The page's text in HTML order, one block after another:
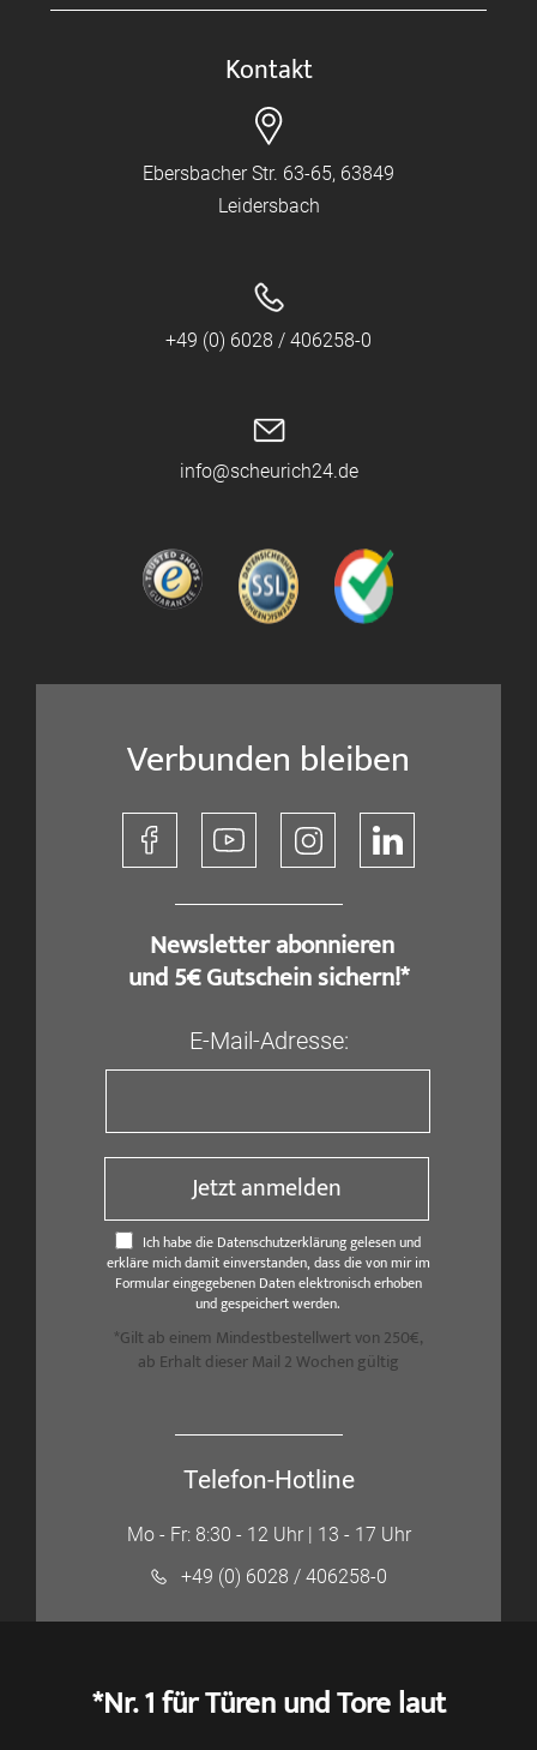
Kontakt
Ebersbacher Str. 63-65, 63849
Leidersbach
+49 (0) 6028 / 406258-0
info@scheurich24.de
Verbunden bleiben
​ Newsletter abonnieren
und 5€ Gutschein sichern!*
E-Mail-Adresse:
Jetzt anmelden
Ich habe die Datenschutzerklärung gelesen und
erkläre mich damit einverstanden, dass die von mir im
Formular eingegebenen Daten elektronisch erhoben
und gespeichert werden.
*Gilt ab einem Mindestbestellwert von 250€,
ab Erhalt dieser Mail 2 Wochen gültig
Telefon-Hotline
Mo - Fr: 8:30 - 12 Uhr | 13 - 17 Uhr
+49 (0) 6028 / 406258-0
*Nr. 1 für Türen und Tore laut